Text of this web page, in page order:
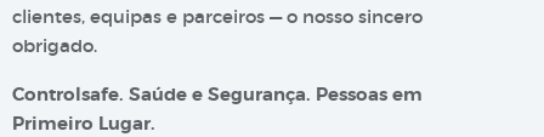
clientes, equipas e parceiros — o nosso sincero
obrigado.
Controlsafe. Saúde e Segurança. Pessoas em
Primeiro Lugar.